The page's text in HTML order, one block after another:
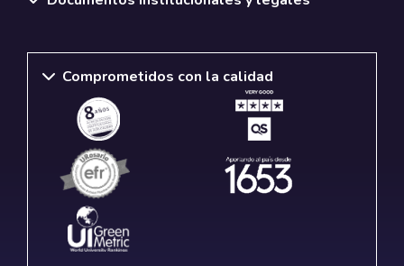
Comprometidos con la calidad